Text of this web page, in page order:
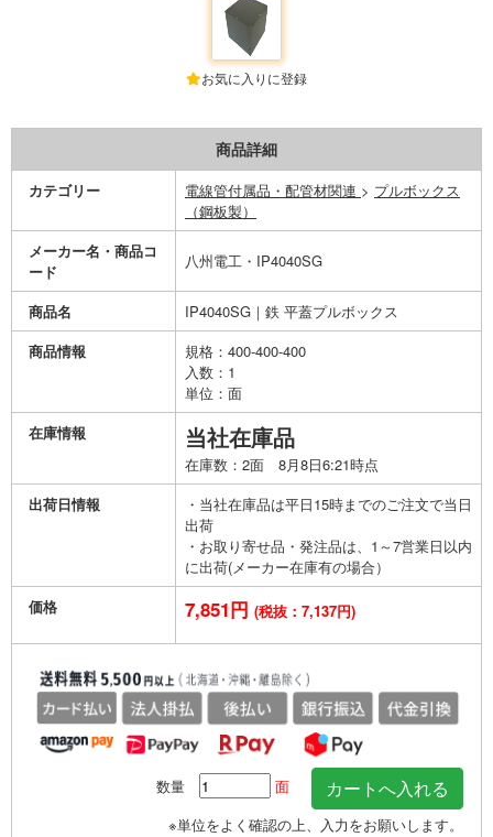
お気に入りに登録
商品詳細
カテゴリー 電線管付属品・配管材関連 > プルボックス
（鋼板製）
メーカー名・商品コ
ード
八州電工・IP4040SG
商品名
IP4040SG｜鉄 平蓋プルボックス
商品情報
規格：400-400-400
入数：1
単位：面
在庫情報
当社在庫品
在庫数：2面 8月8日6:21時点
出荷日情報
・当社在庫品は平日15時までのご注文で当日
出荷
・お取り寄せ品・発注品は、1～7営業日以内
に出荷(メーカー在庫有の場合）
価格
7,851円 (税抜：7,137円)
数量
面
※単位をよく確認の上、入力をお願いします。